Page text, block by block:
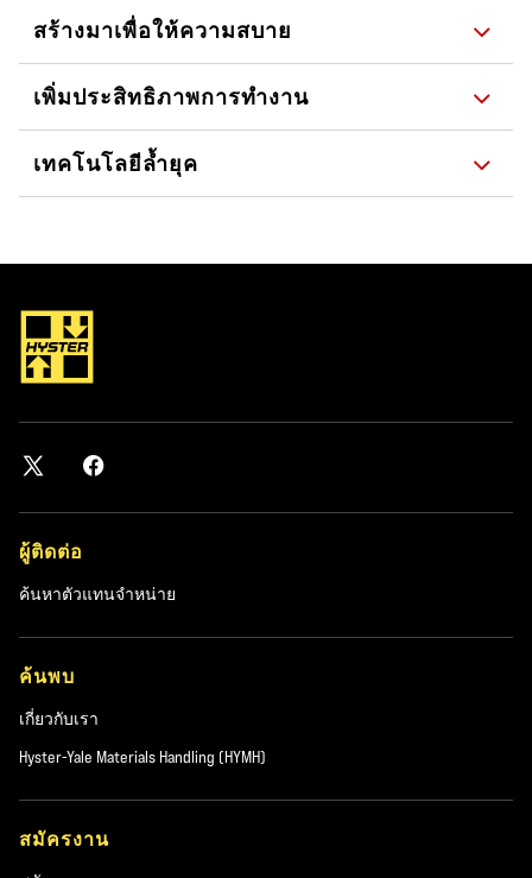
สร้างมาเพื่อให้ความสบาย
เพิ่มประสิทธิภาพการทำงาน
เทคโนโลยีล้ำยุค
ผู้ติดต่อ
ค้นหาตัวแทนจำหน่าย
ค้นพบ
เกี่ยวกับเรา
Hyster-Yale Materials Handling (HYMH)
สมัครงาน